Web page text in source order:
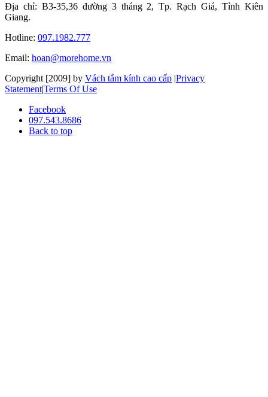
Địa chỉ: B3-35,36 đường 3 tháng 2, Tp. Rạch Giá, Tỉnh Kiên
Giang.
Hotline: 097.1982.777
Email: hoan@morehome.vn
Copyright [2009] by Vách tắm kính cao cấp |Privacy
Statement|Terms Of Use
Facebook
097.543.8686
Back to top